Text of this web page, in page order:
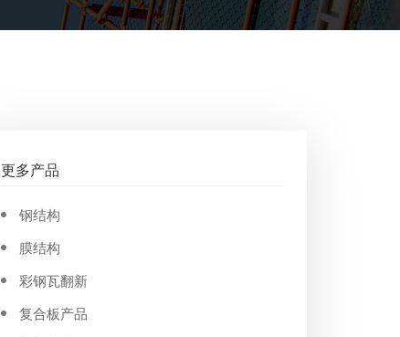
更多产品
钢结构
膜结构
彩钢瓦翻新
复合板产品